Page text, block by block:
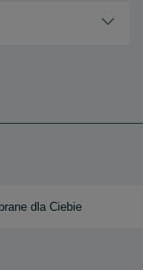
dla Ciebie